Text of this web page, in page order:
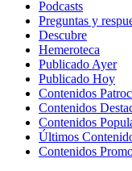
Podcasts
Preguntas y
Descubre
Hemeroteca
Publicado Ayer
Publicado Hoy
Contenidos
Contenidos
Contenidos
Últimos
Contenidos